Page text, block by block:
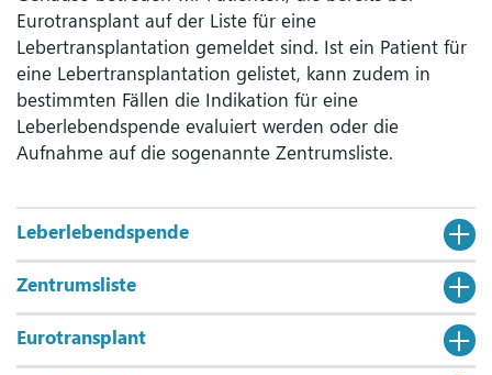
Eurotransplant auf der Liste für eine
Lebertransplantation gemeldet sind. Ist ein Patient für
eine Lebertransplantation gelistet, kann zudem in
bestimmten Fällen die Indikation für eine
Leberlebendspende evaluiert werden oder die
Aufnahme auf die sogenannte Zentrumsliste.
Leberlebendspende
Zentrumsliste
Eurotransplant